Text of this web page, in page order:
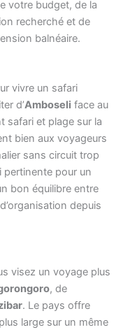
votre budget, de la
recherché et de
balnéaire.
vivre un safari
d’Amboseli face au
safari et plage sur la
bien aux voyageurs
sans circuit trop
pertinente pour un
bon équilibre entre
depuis
visez un voyage plus
, de
. Le pays offre
large sur un même